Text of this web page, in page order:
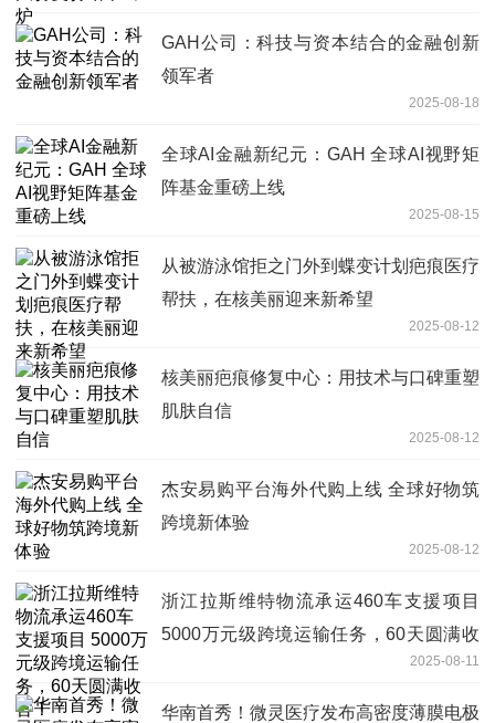
GAH公司：科技与资本结合的金融创新
领军者
2025-08-18
全球AI金融新纪元：GAH 全球AI视野矩
阵基金重磅上线
2025-08-15
从被游泳馆拒之门外到蝶变计划疤痕医疗
帮扶，在核美丽迎来新希望
2025-08-12
核美丽疤痕修复中心：用技术与口碑重塑
肌肤自信
2025-08-12
杰安易购平台海外代购上线 全球好物筑
跨境新体验
2025-08-12
浙江拉斯维特物流承运460车支援项目
5000万元级跨境运输任务，60天圆满收
2025-08-11
华南首秀！微灵医疗发布高密度薄膜电极